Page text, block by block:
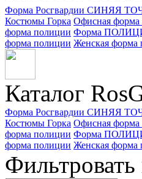
Форма Росгвардии СИНЯЯ
Костюмы Горка Офисная форма
форма полиции Форма
форма полиции Женская форма
Каталог Ros
Форма Росгвардии СИНЯЯ
Костюмы Горка Офисная форма
форма полиции Форма
форма полиции Женская форма